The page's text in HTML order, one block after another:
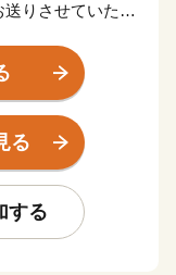
りさせていただ
付となっており
利用可能です。
、交換はできま
る
する